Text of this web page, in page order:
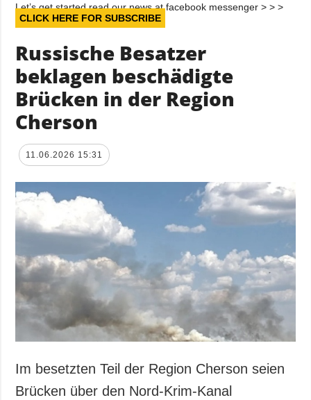
Let’s get started read our news at facebook messenger > > >
CLICK HERE FOR SUBSCRIBE
Russische Besatzer
beklagen beschädigte
Brücken in der Region
Cherson
11.06.2026 15:31
Im besetzten Teil der Region Cherson seien
Brücken über den Nord-Krim-Kanal